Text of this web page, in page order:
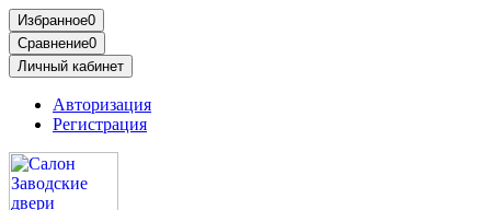
Избранное0
Сравнение0
Личный кабинет
Авторизация
Регистрация